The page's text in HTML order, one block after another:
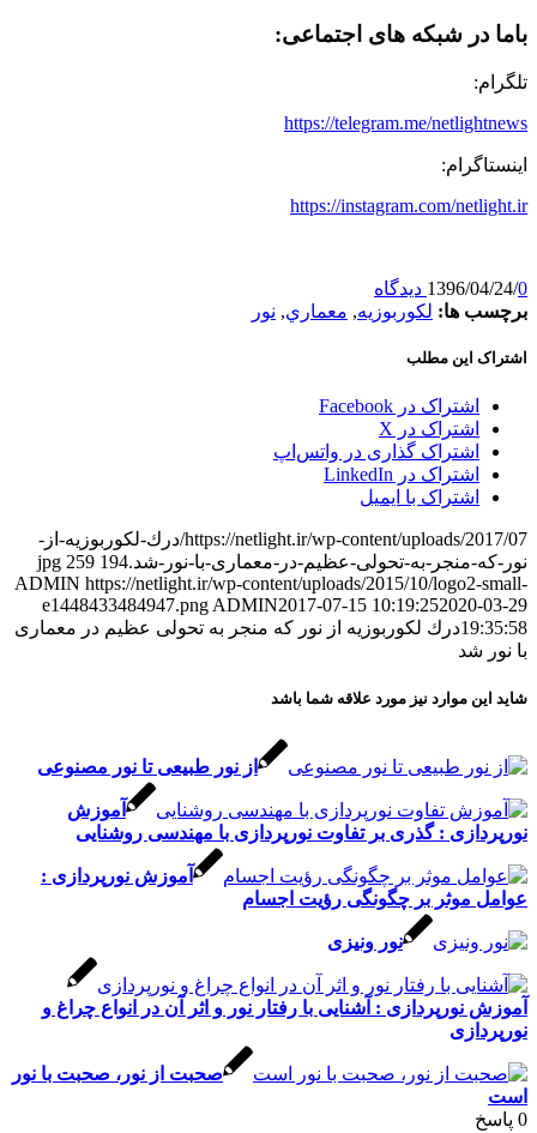
باما در شبکه های اجتماعی:
تلگرام:
https://telegram.me/netlightnews
اینستاگرام:
https://instagram.com/netlight.ir
1396/04/24/0 دیدگاه
برچسب ها: لکوربوزیه, معماري, نور
اشتراک این مطلب
اشتراک در Facebook
اشتراک در X
اشتراک گذاری در واتس‌اپ
اشتراک در LinkedIn
اشتراک با ایمیل
https://netlight.ir/wp-content/uploads/2017/07/درك-لکوربوزیه-از-
نور-که-منجر-به-تحولی-عظیم-در-معماری-با-نور-شد.jpg
259 194
ADMIN https://netlight.ir/wp-content/uploads/2015/10/logo2-small-
e1448433484947.png ADMIN2017-07-15 10:19:252020-03-29
19:35:58درك لکوربوزیه از نور که منجر به تحولی عظیم در معماری
با نور شد
شاید این موارد نیز مورد علاقه شما باشد
از نور طبیعی تا نور مصنوعی
آموزش
نورپردازی : گذری بر تفاوت نورپردازی با مهندسی روشنایی
آموزش نورپردازی :
عوامل موثر بر چگونگی رؤیت اجسام
نور ونيزی
آموزش نورپردازی : آشنایی با رفتار نور و اثر آن در انواع چراغ و
نورپردازی
صحبت از نور، صحبت با نور
است
0 پاسخ